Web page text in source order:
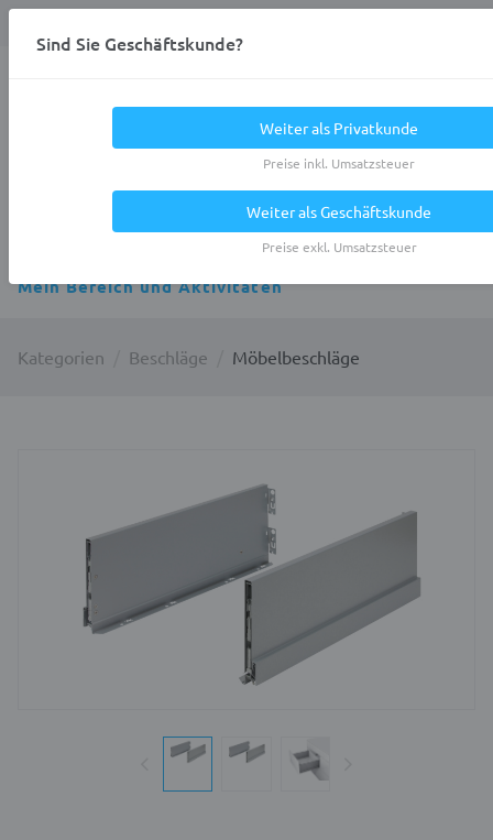
Mein Bereich und Aktivitäten
Kategorien Beschläge Möbelbeschläge
Sind Sie Geschäftskunde?
Weiter als Privatkunde
Preise inkl. Umsatzsteuer
Weiter als Geschäftskunde
Preise exkl. Umsatzsteuer